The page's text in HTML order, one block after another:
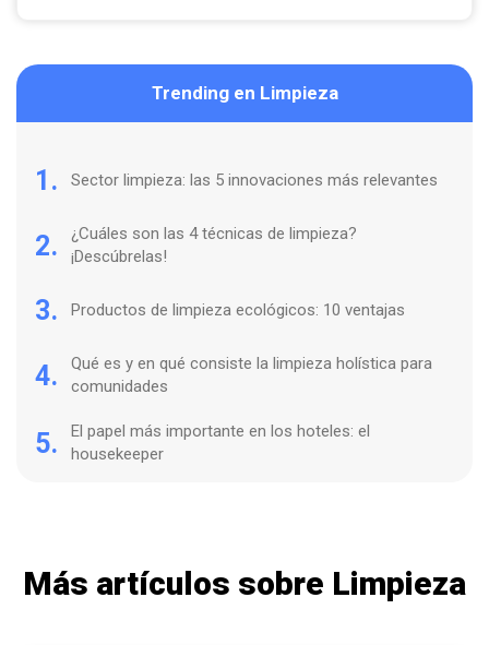
Trending en Limpieza
1. Sector limpieza: las 5 innovaciones más relevantes
2.
¿Cuáles son las 4 técnicas de limpieza?
¡Descúbrelas!
3. Productos de limpieza ecológicos: 10 ventajas
4.
Qué es y en qué consiste la limpieza holística para
comunidades
5.
El papel más importante en los hoteles: el
housekeeper
Más artículos sobre Limpieza